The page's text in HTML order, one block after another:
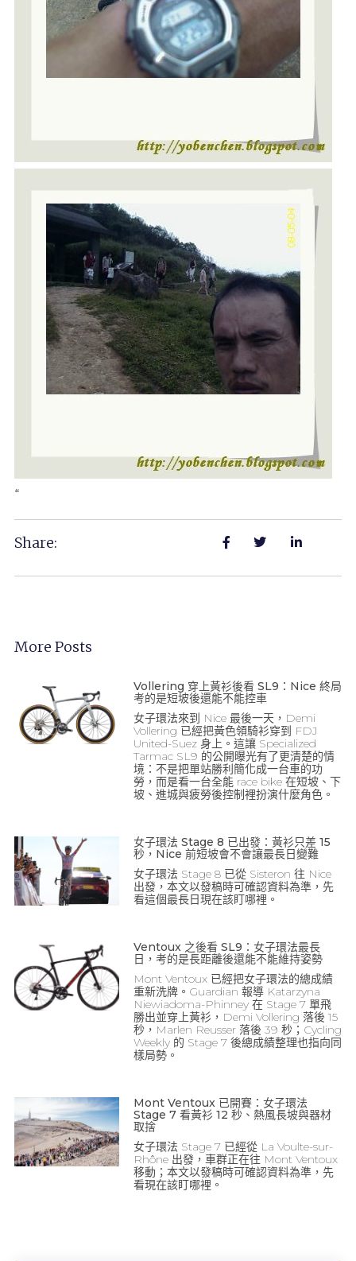
“
Share:
More Posts
Vollering 穿上黃衫後看 SL9：Nice 終局
考的是短坡後還能不能控車
女子環法來到 Nice 最後一天，Demi
Vollering 已經把黃色領騎衫穿到 FDJ
United-Suez 身上。這讓 Specialized
Tarmac SL9 的公開曝光有了更清楚的情
境：不是把單站勝利簡化成一台車的功
勞，而是看一台全能 race bike 在短坡、下
坡、進城與疲勞後控制裡扮演什麼角色。
女子環法 Stage 8 已出發：黃衫只差 15
秒，Nice 前短坡會不會讓最長日變難
女子環法 Stage 8 已從 Sisteron 往 Nice
出發，本文以發稿時可確認資料為準，先
看這個最長日現在該盯哪裡。
Ventoux 之後看 SL9：女子環法最長
日，考的是長距離後還能不能維持姿勢
Mont Ventoux 已經把女子環法的總成績
重新洗牌。Guardian 報導 Katarzyna
Niewiadoma-Phinney 在 Stage 7 單飛
勝出並穿上黃衫，Demi Vollering 落後 15
秒，Marlen Reusser 落後 39 秒；Cycling
Weekly 的 Stage 7 後總成績整理也指向同
樣局勢。
Mont Ventoux 已開賽：女子環法
Stage 7 看黃衫 12 秒、熱風長坡與器材
取捨
女子環法 Stage 7 已經從 La Voulte-sur-
Rhône 出發，車群正在往 Mont Ventoux
移動；本文以發稿時可確認資料為準，先
看現在該盯哪裡。